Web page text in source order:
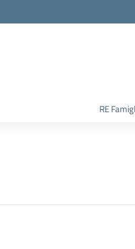
RE